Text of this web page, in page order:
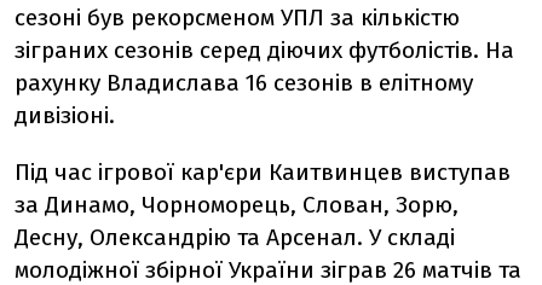
сезоні був рекорсменом УПЛ за кількістю
зіграних сезонів серед діючих футболістів. На
рахунку Владислава 16 сезонів в елітному
дивізіоні.
Під час ігрової кар'єри Каитвинцев виступав
за Динамо, Чорноморець, Слован, Зорю,
Десну, Олександрію та Арсенал. У складі
молодіжної збірної України зіграв 26 матчів та